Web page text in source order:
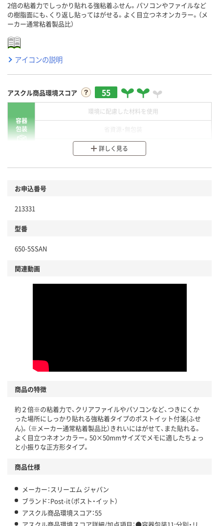
2倍の粘着力でしっかり貼れる強粘着ふせん。パソコンやファイルなど
の樹脂面にも、くり返し貼ってはがせる。よく目立つネオンカラー。（メ
ーカー通常粘着製品比）
アイコンの説明
アスクル商品環境スコア 55
容器
包装
環境に配慮した材料を使用
分別・リサイクルしやすい設計
本体
仕組
詳しく見る
お申込番号
213331
型番
650-5SSAN
関連動画
商品の特徴
約２倍※の粘着力で、クリアファイルやパソコンなど、つきにくか
った場所にしっかり貼れる強粘着タイプのポストイット付箋(ふせ
ん)。（※メーカー通常粘着製品比）きれいにはがせて、また貼れる。
よく目立つネオンカラー。50×50mmサイズでメモに適したちょっ
と小振りな正方形タイプ。
商品仕様
メーカー：スリーエム ジャパン
ブランド：Post-it（ポスト・イット）
アスクル商品環境スコア：55